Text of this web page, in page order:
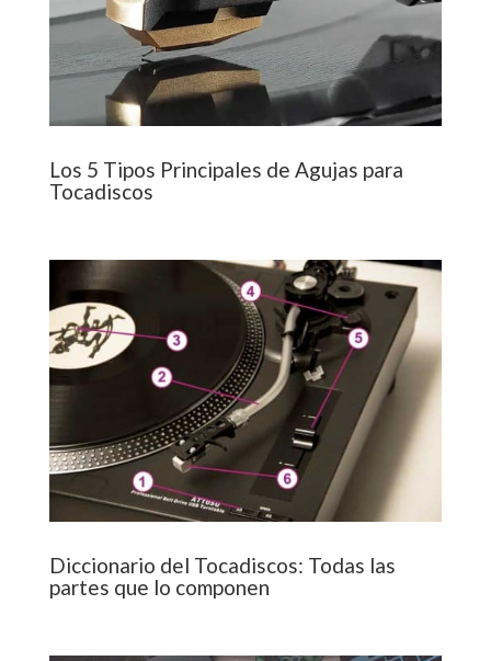
Los 5 Tipos Principales de Agujas para
Tocadiscos
Diccionario del Tocadiscos: Todas las
partes que lo componen